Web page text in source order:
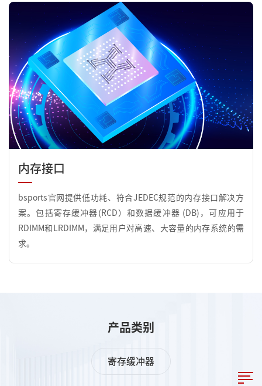
内存接口
bsports官网提供低功耗、符合JEDEC规范的内存接口解决方
案。包括寄存缓冲器(RCD）和数据缓冲器 (DB)，可应用于
RDIMM和LRDIMM，满足用户对高速、大容量的内存系统的需
求。
产品类别
寄存缓冲器